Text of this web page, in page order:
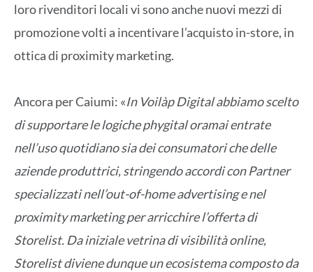
loro rivenditori locali vi sono anche nuovi mezzi di
promozione volti a incentivare l’acquisto in-store, in
ottica di proximity marketing.
Ancora per Caiumi: «In Voilàp Digital abbiamo scelto
di supportare le logiche phygital oramai entrate
nell’uso quotidiano sia dei consumatori che delle
aziende produttrici, stringendo accordi con Partner
specializzati nell’out-of-home advertising e nel
proximity marketing per arricchire l’offerta di
Storelist. Da iniziale vetrina di visibilità online,
Storelist diviene dunque un ecosistema composto da